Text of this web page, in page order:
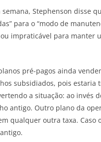
Stephenson disse
para o “modo de
impraticável para
pré-pagos ainda
subsidiados, pois
a situação: ao
antigo. Outro plano da
qualquer outra taxa.